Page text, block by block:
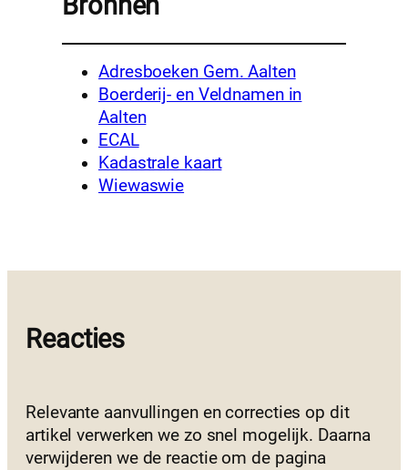
Adresboeken Gem. Aalten
Boerderij- en Veldnamen in
Aalten
ECAL
Kadastrale kaart
Wiewaswie
Reacties
Relevante aanvullingen en correcties op dit
artikel verwerken we zo snel mogelijk. Daarna
verwijderen we de reactie om de pagina